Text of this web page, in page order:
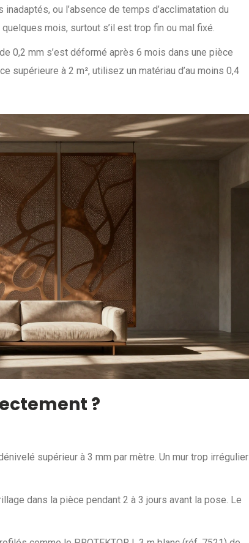
ou l’absence de temps d’acclimatation du
mois, surtout s’il est trop fin ou mal fixé.
0,2 mm s’est déformé après 6 mois dans une pièce
supérieure à 2 m², utilisez un matériau d’au moins 0,4
?
supérieur à 3 mm par mètre. Un mur trop irrégulier
dans la pièce pendant 2 à 3 jours avant la pose. Le